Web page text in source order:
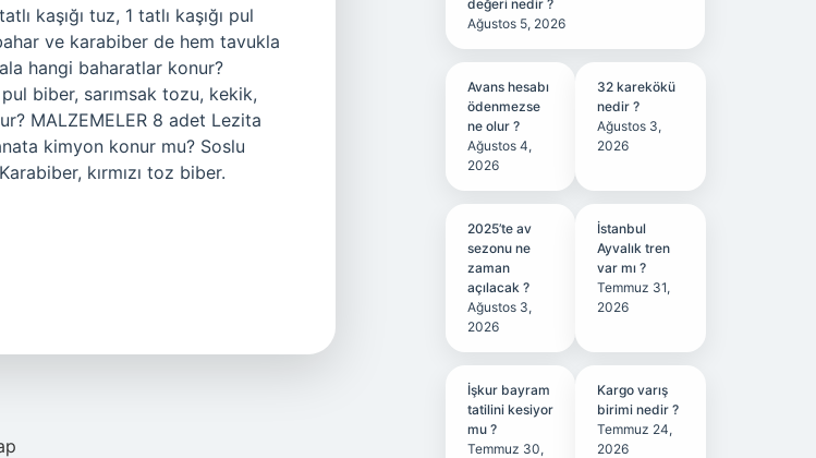
kaşığı tuz, 1 tatlı kaşığı pul
ve karabiber de hem tavukla
hangi baharatlar konur?
biber, sarımsak tozu, kekik,
MALZEMELER 8 adet Lezita
kimyon konur mu? Soslu
kırmızı toz biber.
değeri nedir ?
Ağustos 5, 2026
Avans hesabı
ödenmezse
ne olur ?
Ağustos 4,
2026
32 karekökü
nedir ?
Ağustos 3,
2026
2025’te av
sezonu ne
zaman
açılacak ?
Ağustos 3,
2026
İstanbul
Ayvalık tren
var mı ?
Temmuz 31,
2026
İşkur bayram
tatilini kesiyor
mu ?
Temmuz 30,
Kargo varış
birimi nedir ?
Temmuz 24,
2026